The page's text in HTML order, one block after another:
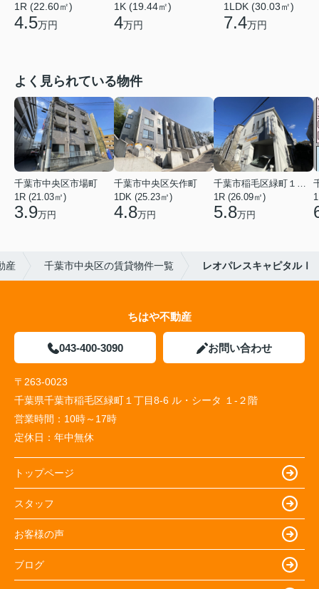
1R (22.60㎡)
4.5万円
1K (19.44㎡)
4万円
1LDK (30.03㎡)
7.4万円
よく見られている物件
千葉市中央区市場町
1R (21.03㎡)
3.9万円
千葉市中央区矢作町
1DK (25.23㎡)
4.8万円
千葉市稲毛区緑町１丁目
1R (26.09㎡)
5.8万円
産 千葉市中央区の賃貸物件一覧 レオパレスキャピタルⅠ
ちはや不動産
043-400-3090 お問い合わせ
〒263-0023
千葉県千葉市稲毛区緑町１丁目8-6 ル・シータ １-２階
営業時間： 10時～17時
定休日： 年中無休
トップページ
スタッフ
お客様の声
ブログ